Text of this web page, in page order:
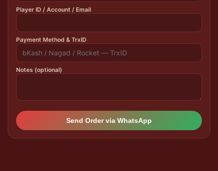
Player ID / Account / Email
Payment Method & TrxID
Notes (optional)
Send Order via WhatsApp